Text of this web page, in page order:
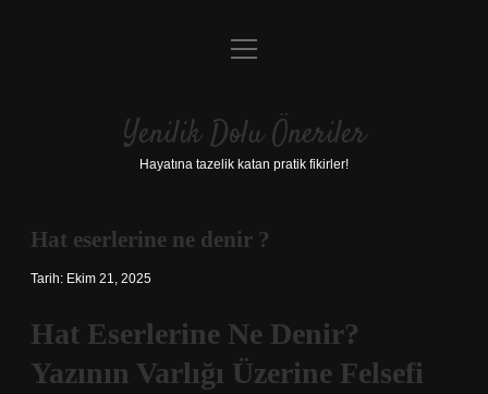
Anasayfa
Yasal Uyarı
menüyü
Yenilik Dolu Öneriler
Hayatına tazelik katan pratik fikirler!
Hat eserlerine ne denir ?
Tarih: Ekim 21, 2025
Hat Eserlerine Ne Denir?
Yazının Varlığı Üzerine Felsefi